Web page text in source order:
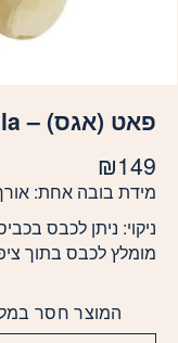
פאט (אגס) – Olliella
₪149
מידת בובה אחת: אורך 22 ס”מ, רוחב 12 ס”מ, גובה 8
ניקוי: ניתן לכבס
מומלץ לכבס בתוך
המוצר חסר